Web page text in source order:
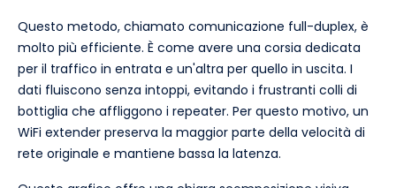
Questo metodo, chiamato comunicazione full-duplex, è
molto più efficiente. È come avere una corsia dedicata
per il traffico in entrata e un'altra per quello in uscita. I
dati fluiscono senza intoppi, evitando i frustranti colli di
bottiglia che affliggono i repeater. Per questo motivo, un
WiFi extender preserva la maggior parte della velocità di
rete originale e mantiene bassa la latenza.